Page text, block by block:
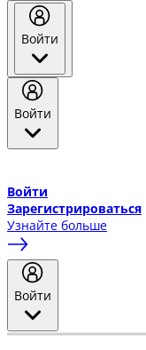
Войти
Войти
Войти
Зарегистрироваться
Узнайте больше
Войти